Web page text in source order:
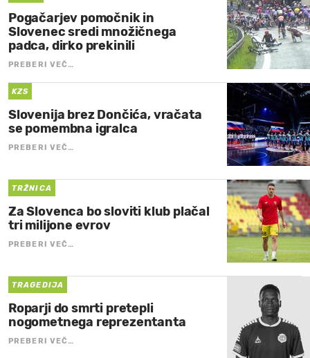
Pogačarjev pomočnik in
Slovenec sredi množičnega
padca, dirko prekinili
PREBERI VEČ…
KZS
Slovenija brez Dončića, vračata
se pomembna igralca
PREBERI VEČ…
TRŽNICA
Za Slovenca bo sloviti klub plačal
tri milijone evrov
PREBERI VEČ…
TRAGEDIJA
Roparji do smrti pretepli
nogometnega reprezentanta
PREBERI VEČ…